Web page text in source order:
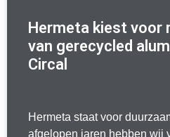
Hermeta kiest voor
van gerecycled
Circal
Hermeta staat voor
afgelopen jaren hebben wij